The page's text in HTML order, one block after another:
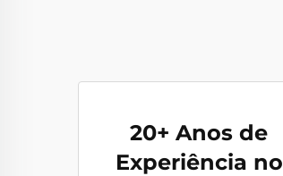
20+ Anos de
Experiência no